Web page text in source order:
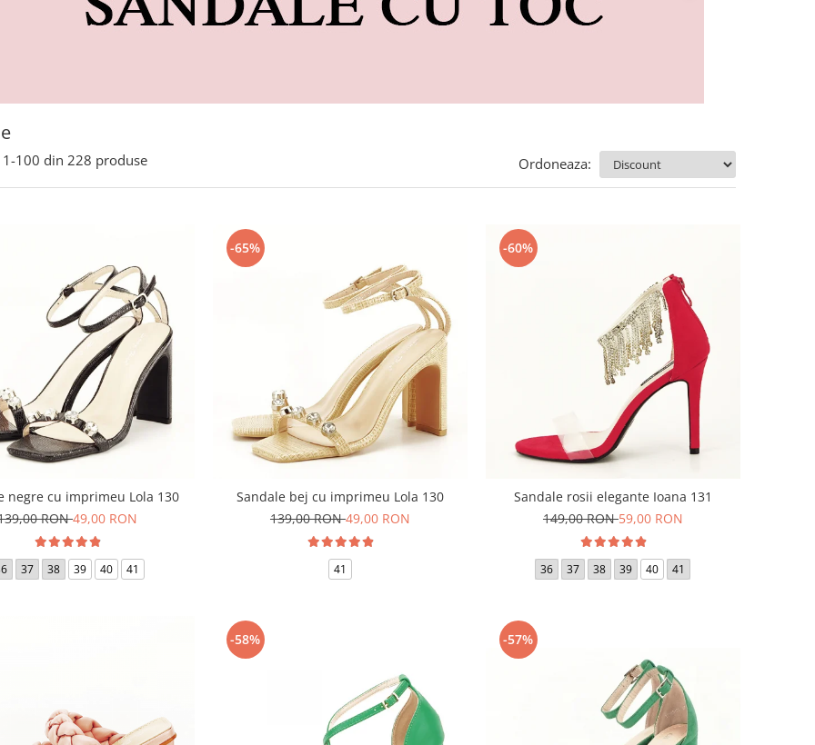
1-100 din 228 produse Ordoneaza:
negre cu imprimeu Lola 130
RON49,00 RON
37 38 39 40 41
-65%
Sandale bej cu imprimeu Lola 130
139,00 RON49,00 RON
41
-60%
Sandale rosii elegante Ioana 131
149,00 RON59,00 RON
36 37 38 39 40 41
-58% -57%